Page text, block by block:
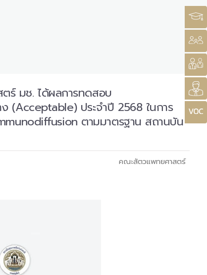
ร์ มช. ได้ผลการทดสอบ
(Acceptable) ประจำปี 2568 ในการ
ตามมาตรฐาน สถานบัน
คณะสัตวแพทยศาสตร์